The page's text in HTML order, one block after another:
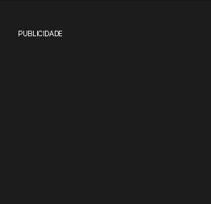
PUBLICIDADE